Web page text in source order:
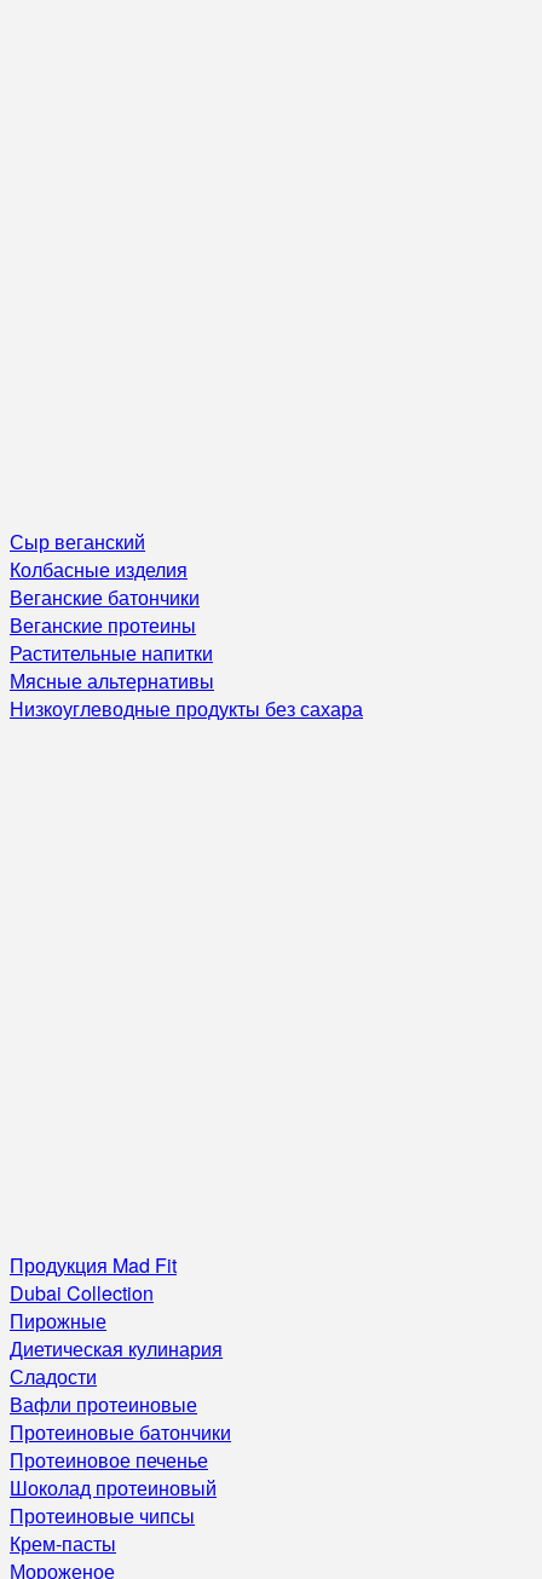
Сыр веганский
Колбасные изделия
Веганские батончики
Веганские протеины
Растительные напитки
Мясные альтернативы
Низкоуглеводные продукты без сахара
Продукция Mad Fit
Dubai Collection
Пирожные
Диетическая кулинария
Сладости
Вафли протеиновые
Протеиновые батончики
Протеиновое печенье
Шоколад протеиновый
Протеиновые чипсы
Крем-пасты
Мороженое